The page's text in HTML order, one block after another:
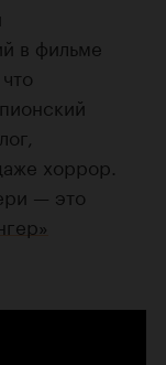
в фильме
хоррор.
— это